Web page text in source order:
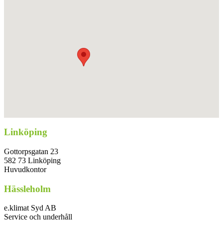
Linköping
Gottorpsgatan 23
582 73 Linköping
Huvudkontor
Hässleholm
e.klimat Syd AB
Service och underhåll